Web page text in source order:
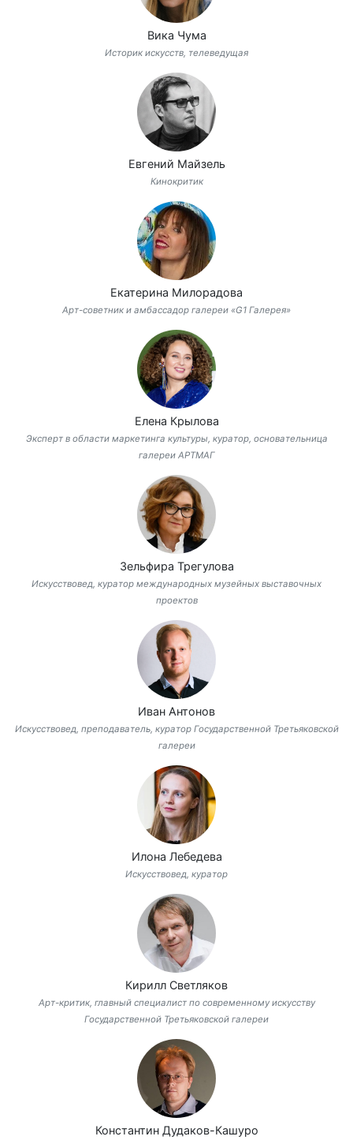
Вика Чума
Историк искусств, телеведущая
Евгений Майзель
Кинокритик
Екатерина Милорадова
Арт-советник и амбассадор галереи «G1 Галерея»
Елена Крылова
Эксперт в области маркетинга культуры, куратор, основательница
галереи АРТМАГ
Зельфира Трегулова
Искусствовед, куратор международных музейных выставочных
проектов
Иван Антонов
Искусствовед, преподаватель, куратор Государственной Третьяковской
галереи
Илона Лебедева
Искусствовед, куратор
Кирилл Светляков
Арт-критик, главный специалист по современному искусству
Государственной Третьяковской галереи
Константин Дудаков-Кашуро